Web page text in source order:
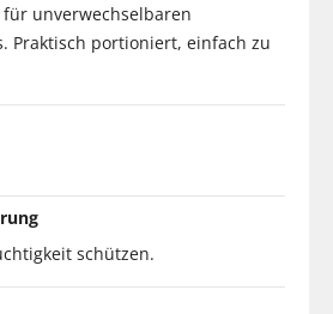
unverwechselbaren
Praktisch portioniert, einfach zu
schützen.